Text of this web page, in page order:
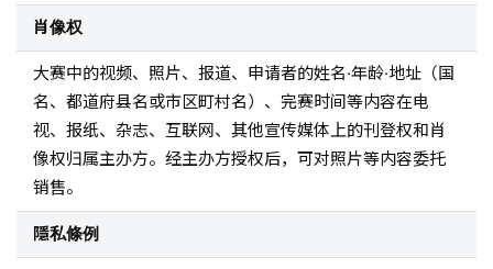
肖像权
大赛中的视频、照片、报道、申请者的姓名·年龄·地址（国
名、都道府县名或市区町村名）、完赛时间等内容在电
视、报纸、杂志、互联网、其他宣传媒体上的刊登权和肖
像权归属主办方。经主办方授权后，可对照片等内容委托
销售。
隱私條例